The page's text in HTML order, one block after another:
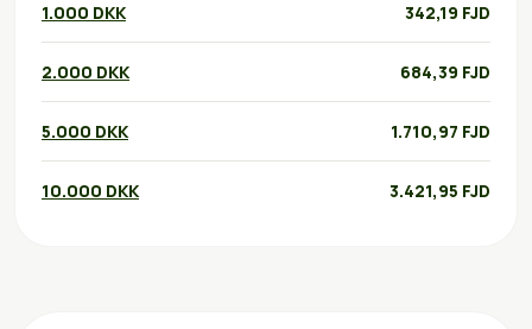
1.000 DKK 342,19 FJD
2.000 DKK 684,39 FJD
5.000 DKK 1.710,97 FJD
10.000 DKK 3.421,95 FJD